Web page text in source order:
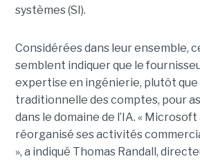
systèmes (SI).
Considérées dans leur ensemble,
semblent indiquer que le
expertise en ingénierie, plutôt que
traditionnelle des comptes, pour
dans le domaine de l’IA. « Microsoft
réorganisé ses activités
», a indiqué Thomas Randall,